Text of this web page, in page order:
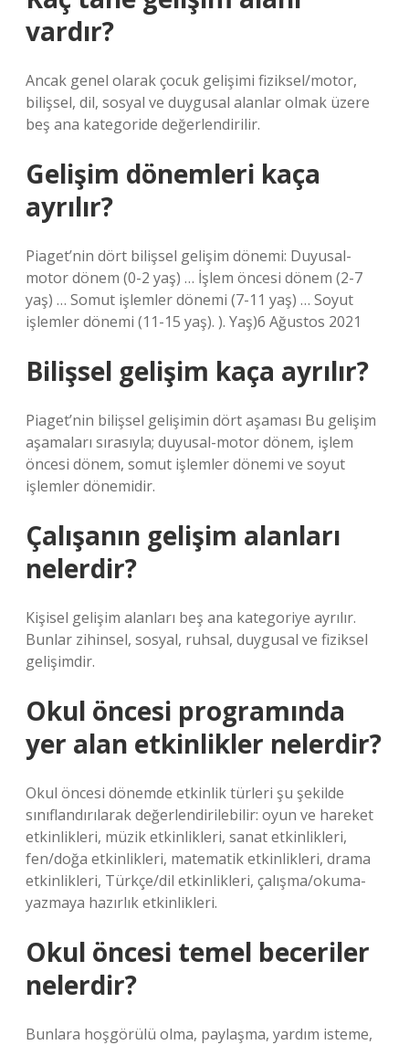
vardır?
Ancak genel olarak çocuk gelişimi fiziksel/motor,
bilişsel, dil, sosyal ve duygusal alanlar olmak üzere
beş ana kategoride değerlendirilir.
Gelişim dönemleri kaça
ayrılır?
Piaget’nin dört bilişsel gelişim dönemi: Duyusal-
motor dönem (0-2 yaş) … İşlem öncesi dönem (2-7
yaş) … Somut işlemler dönemi (7-11 yaş) … Soyut
işlemler dönemi (11-15 yaş). ). Yaş)6 Ağustos 2021
Bilişsel gelişim kaça ayrılır?
Piaget’nin bilişsel gelişimin dört aşaması Bu gelişim
aşamaları sırasıyla; duyusal-motor dönem, işlem
öncesi dönem, somut işlemler dönemi ve soyut
işlemler dönemidir.
Çalışanın gelişim alanları
nelerdir?
Kişisel gelişim alanları beş ana kategoriye ayrılır.
Bunlar zihinsel, sosyal, ruhsal, duygusal ve fiziksel
gelişimdir.
Okul öncesi programında
yer alan etkinlikler nelerdir?
Okul öncesi dönemde etkinlik türleri şu şekilde
sınıflandırılarak değerlendirilebilir: oyun ve hareket
etkinlikleri, müzik etkinlikleri, sanat etkinlikleri,
fen/doğa etkinlikleri, matematik etkinlikleri, drama
etkinlikleri, Türkçe/dil etkinlikleri, çalışma/okuma-
yazmaya hazırlık etkinlikleri.
Okul öncesi temel beceriler
nelerdir?
Bunlara hoşgörülü olma, paylaşma, yardım isteme,